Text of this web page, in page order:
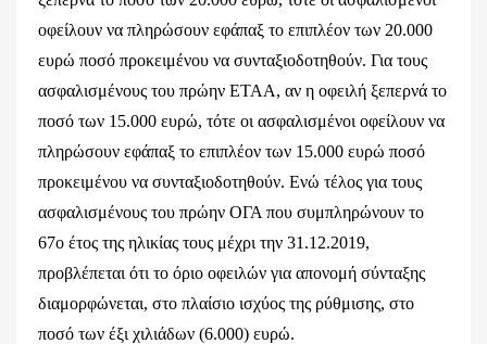
οφείλουν να πληρώσουν εφάπαξ το επιπλέον των 20.000
ευρώ ποσό προκειμένου να συνταξιοδοτηθούν. Για τους
ασφαλισμένους του πρώην ΕΤΑΑ, αν η οφειλή ξεπερνά το
ποσό των 15.000 ευρώ, τότε οι ασφαλισμένοι οφείλουν να
πληρώσουν εφάπαξ το επιπλέον των 15.000 ευρώ ποσό
προκειμένου να συνταξιοδοτηθούν. Ενώ τέλος για τους
ασφαλισμένους του πρώην ΟΓΑ που συμπληρώνουν το
67ο έτος της ηλικίας τους μέχρι την 31.12.2019,
προβλέπεται ότι το όριο οφειλών για απονομή σύνταξης
διαμορφώνεται, στο πλαίσιο ισχύος της ρύθμισης, στο
ποσό των έξι χιλιάδων (6.000) ευρώ.